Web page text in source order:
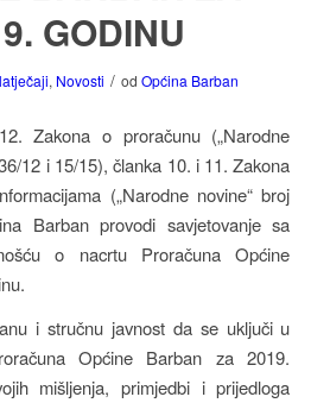
GODINU
, Novosti / od Općina Barban
Zakona o proračunu („Narodne
12 i 15/15), članka 10. i 11. Zakona
(„Narodne novine“ broj
Barban provodi savjetovanje sa
o nacrtu Proračuna Općine
i stručnu javnost da se uključi u
Općine Barban za 2019.
mišljenja, primjedbi i prijedloga